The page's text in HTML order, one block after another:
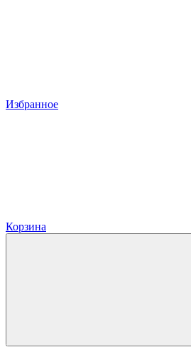
Избранное
Корзина